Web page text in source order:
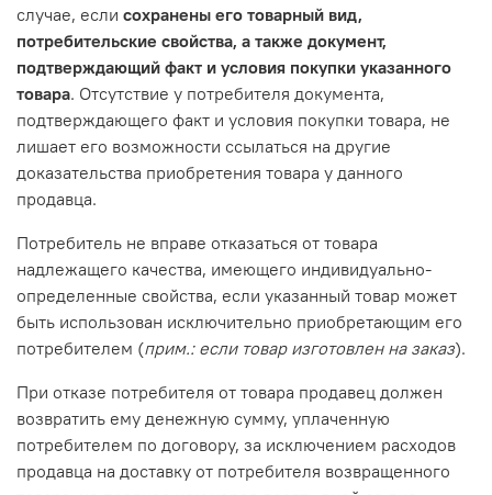
случае, если сохранены его товарный вид,
потребительские свойства, а также документ,
подтверждающий факт и условия покупки указанного
товара. Отсутствие у потребителя документа,
подтверждающего факт и условия покупки товара, не
лишает его возможности ссылаться на другие
доказательства приобретения товара у данного
продавца.
Потребитель не вправе отказаться от товара
надлежащего качества, имеющего индивидуально-
определенные свойства, если указанный товар может
быть использован исключительно приобретающим его
потребителем (прим.: если товар изготовлен на заказ).
При отказе потребителя от товара продавец должен
возвратить ему денежную сумму, уплаченную
потребителем по договору, за исключением расходов
продавца на доставку от потребителя возвращенного